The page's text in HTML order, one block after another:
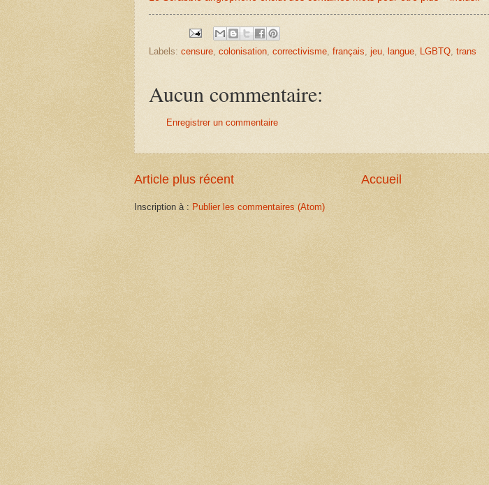
Labels: censure colonisation correctivisme français jeu langue LGBTQ trans
Aucun commentaire:
Enregistrer un commentaire
Article plus récent Accueil
Inscription à : Publier les commentaires (Atom)